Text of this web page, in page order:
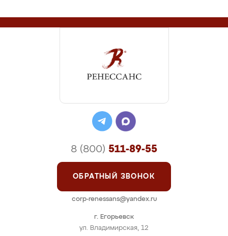
г. Егорьевск
ул. Владимирская, 12
8 (800) 511-89-55
ОБРАТНЫЙ ЗВОНОК
corp-renessans@yandex.ru